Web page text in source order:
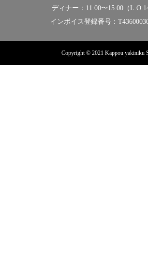
ディナー：11:00〜15:00（
インボイス登録番号：
Copyright © 2021 Kappou yakiniku